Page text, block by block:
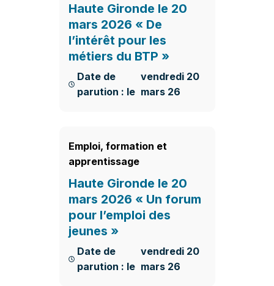
Haute Gironde le 20
mars 2026 « De
l’intérêt pour les
métiers du BTP »
Date de
parution : le
vendredi 20
mars 26
Emploi, formation et
apprentissage
Haute Gironde le 20
mars 2026 « Un forum
pour l’emploi des
jeunes »
Date de
parution : le
vendredi 20
mars 26